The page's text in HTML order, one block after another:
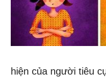
hiện của người tiêu